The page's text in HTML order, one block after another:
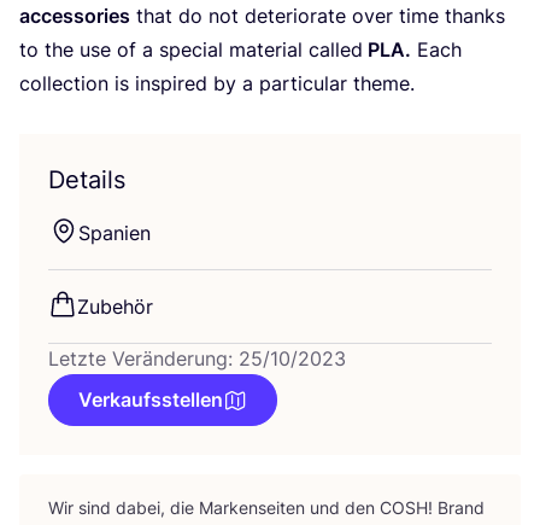
access­ories that do not dete­rio­ra­te over time thanks
to the use of a spe­cial mate­ri­al cal­led PLA. Each
coll­ec­tion is inspi­red by a par­ti­cu­lar theme.
Details
Spa­ni­en
Zube­hör
Letzte Veränderung: 25/10/2023
Verkaufsstellen
Wir sind dabei, die Mar­ken­sei­ten und den COSH! Brand